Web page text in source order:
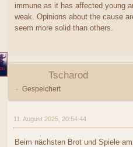
immune as it has affected young
weak. Opinions about the cause
seem more solid than others.
Tscharod
Gespeichert
11. August 2025, 20:54:44
Beim nächsten Brot und Spiele